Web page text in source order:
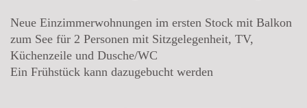
Neue Einzimmerwohnungen im ersten Stock mit Balkon
zum See für 2 Personen mit Sitzgelegenheit, TV,
Küchenzeile und Dusche/WC
Ein Frühstück kann dazugebucht werden